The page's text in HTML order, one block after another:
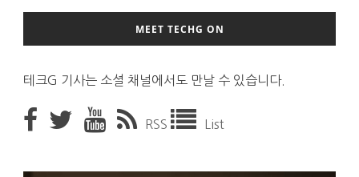
MEET TECHG ON
테크G 기사는 소셜 채널에서도 만날 수 있습니다.
RSS List